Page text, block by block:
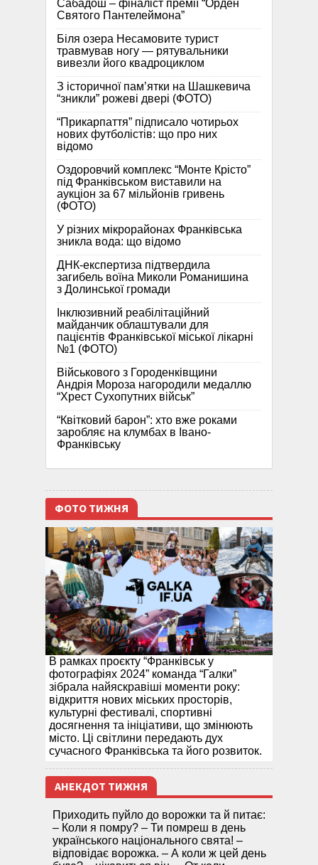
Сабадош – фіналіст премії “Орден
Святого Пантелеймона”
Біля озера Несамовите турист
травмував ногу — рятувальники
вивезли його квадроциклом
З історичної памʼятки на Шашкевича
“зникли” рожеві двері (ФОТО)
“Прикарпаття” підписало чотирьох
нових футболістів: що про них
відомо
Оздоровчий комплекс “Монте Крісто”
під Франківськом виставили на
аукціон за 67 мільйонів гривень
(ФОТО)
У різних мікрорайонах Франківська
зникла вода: що відомо
ДНК-експертиза підтвердила
загибель воїна Миколи Романишина
з Долинської громади
Інклюзивний реабілітаційний
майданчик облаштували для
пацієнтів Франківської міської лікарні
№1 (ФОТО)
Військового з Городенківщини
Андрія Мороза нагородили медаллю
“Хрест Сухопутних військ”
“Квітковий барон”: хто вже роками
заробляє на клумбах в Івано-
Франківську
ФОТО ТИЖНЯ
В рамках проєкту “Франківськ у
фотографіях 2024” команда “Галки”
зібрала найяскравіші моменти року:
відкриття нових міських просторів,
культурні фестивалі, спортивні
досягнення та ініціативи, що змінюють
місто. Ці світлини передають дух
сучасного Франківська та його розвиток.
АНЕКДОТ ТИЖНЯ
Приходить пуйло до ворожки та й питає:
– Коли я помру? – Ти помреш в день
українського національного свята! –
відповідає ворожка. – А коли ж цей день